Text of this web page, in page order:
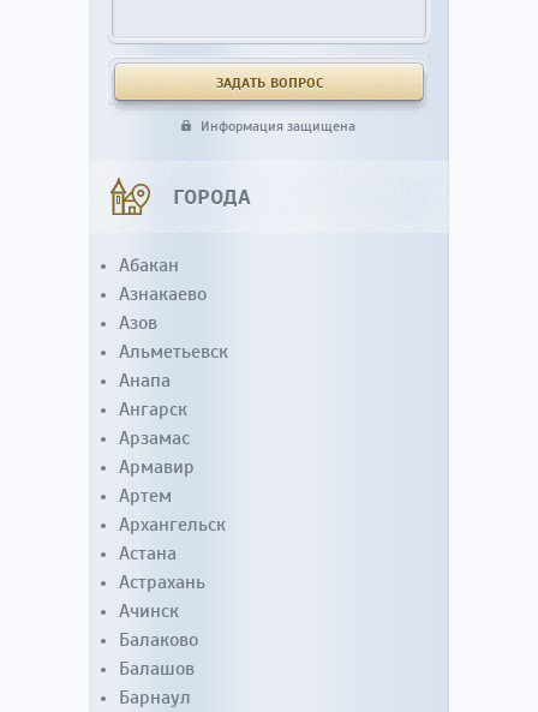
Информация защищена
ГОРОДА
Абакан
Азнакаево
Азов
Альметьевск
Анапа
Ангарск
Арзамас
Армавир
Артем
Архангельск
Астана
Астрахань
Ачинск
Балаково
Балашов
Барнаул